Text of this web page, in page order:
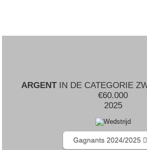
ARGENTIN DE CATEGORIE
€60.000
2025
Gagnants 2024/2025